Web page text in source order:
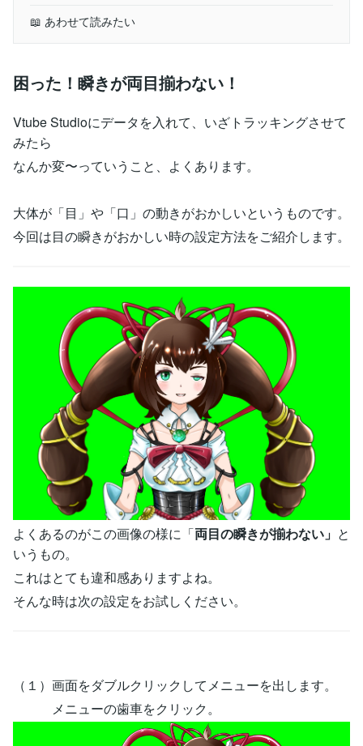
📖 あわせて読みたい
困った！瞬きが両目揃わない！
Vtube Studioにデータを入れて、いざトラッキングさせて
みたら
なんか変〜っていうこと、よくあります。
大体が「目」や「口」の動きがおかしいというものです。
今回は目の瞬きがおかしい時の設定方法をご紹介します。
よくあるのがこの画像の様に「両目の瞬きが揃わない」 と
いうもの。
これはとても違和感ありますよね。
そんな時は次の設定をお試しください。
（１）画面をダブルクリックしてメニューを出します。
メニューの歯車をクリック。